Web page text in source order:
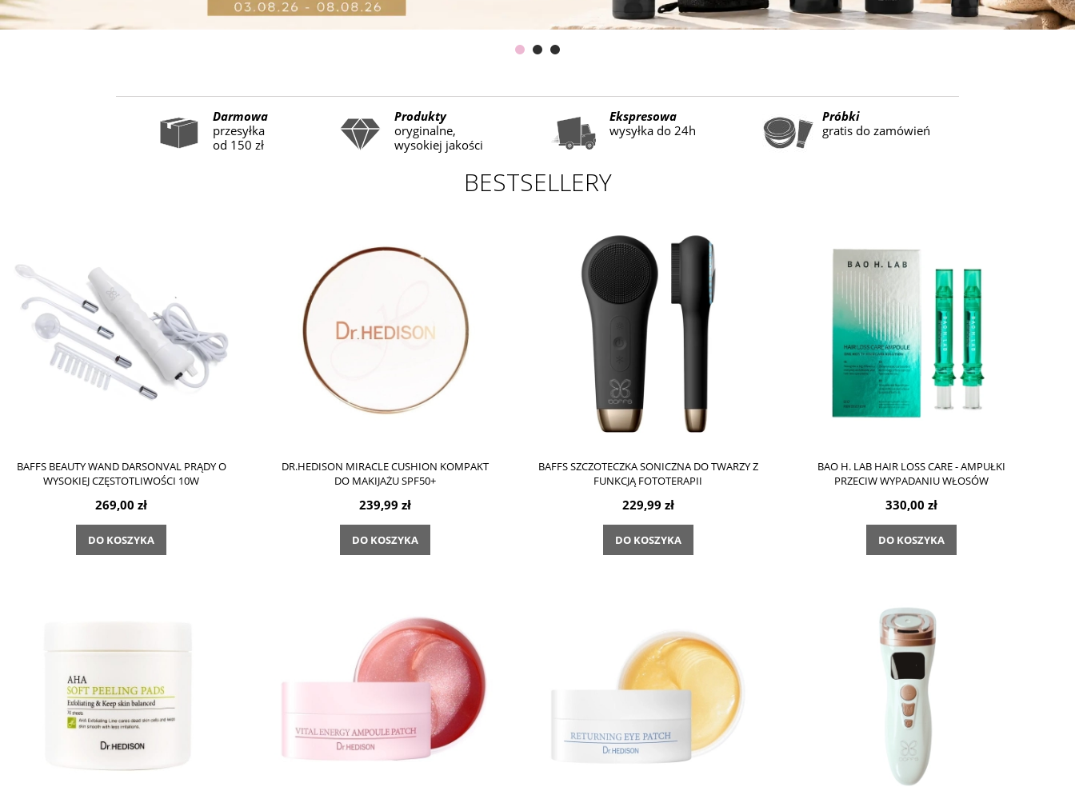
Darmowa
przesyłka
od 150 zł
Produkty
oryginalne,
wysokiej jakości
Ekspresowa
wysyłka do 24h
Próbki
gratis do zamówień
BESTSELLERY
BAFFS BEAUTY WAND DARSONVAL PRĄDY O
WYSOKIEJ CZĘSTOTLIWOŚCI 10W
269,00 zł
DO KOSZYKA
DR.HEDISON MIRACLE CUSHION KOMPAKT
DO MAKIJAŻU SPF50+
239,99 zł
DO KOSZYKA
BAFFS SZCZOTECZKA SONICZNA DO TWARZY Z
FUNKCJĄ FOTOTERAPII
229,99 zł
DO KOSZYKA
BAO H. LAB HAIR LOSS CARE - AMPUŁKI
PRZECIW WYPADANIU WŁOSÓW
330,00 zł
DO KOSZYKA